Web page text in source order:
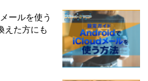
ールを使う
えた方にも